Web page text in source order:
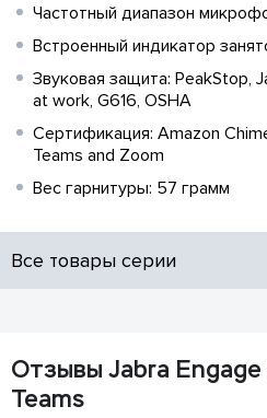
Частотный диапазон
Встроенный индикатор
Звуковая защита: PeakStop,
at work, G616, OSHA
Сертификация: Amazon
Teams and Zoom
Вес гарнитуры: 57 грамм
Все товары серии
Отзывы Jabra
Teams